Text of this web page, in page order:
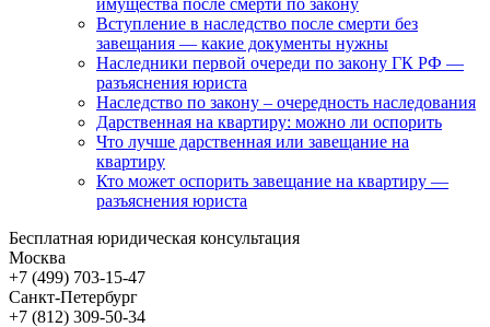
имущества после смерти по закону
Вступление в наследство после смерти без
завещания — какие документы нужны
Наследники первой очереди по закону ГК РФ —
разъяснения юриста
Наследство по закону – очередность наследования
Дарственная на квартиру: можно ли оспорить
Что лучше дарственная или завещание на
квартиру
Кто может оспорить завещание на квартиру —
разъяснения юриста
Бесплатная юридическая консультация
Москва
+7 (499) 703-15-47
Санкт-Петербург
+7 (812) 309-50-34